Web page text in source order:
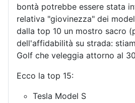
bontà potrebbe essere stata
relativa "giovinezza" dei
dalla top 10 un mostro sacro
dell'affidabilità su strada:
Golf che veleggia attorno al
Ecco la top 15:
Tesla Model S